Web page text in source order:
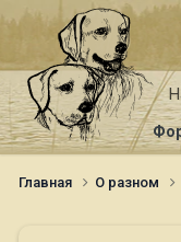
Главная О разном